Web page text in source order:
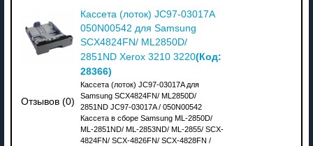
Отзывов (0)
Кассета (лоток) JC97-03017A
050N00542 для Samsung
SCX4824FN/ ML2850D/
2851ND Xerox 3210 3220(Код:
28366)
Кассета (лоток) JC97-03017A для
Samsung SCX4824FN/ ML2850D/
2851ND JC97-03017A / 050N00542
Кассета в сборе Samsung ML-2850D/
ML-2851ND/ ML-2853ND/ ML-2855/ SCX-
4824FN/ SCX-4826FN/ SCX-4828FN /